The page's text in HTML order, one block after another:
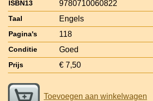
ISBN13 9780710060822
Taal Engels
Pagina's 118
Conditie Goed
Prijs € 7,50
Toevoegen aan winkelwagen